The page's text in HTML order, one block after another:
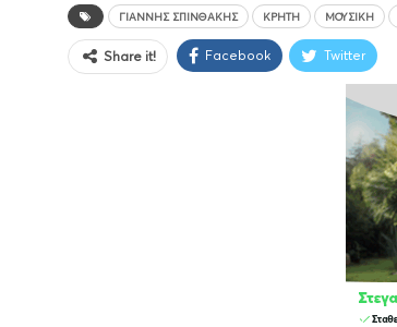
ΓΙΆΝΝΗΣ ΣΠΙΝΘΆΚΗΣ ΚΡΉΤΗ ΜΟΥΣΙΚΉ
Share it! Facebook Twitter